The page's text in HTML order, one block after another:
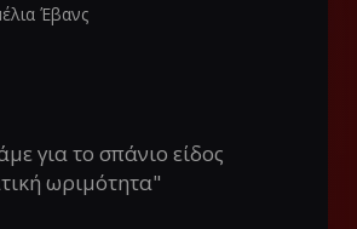
Έβανς
για το σπάνιο είδος
ωριμότητα"